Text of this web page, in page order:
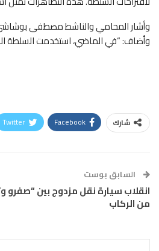
وأشار المحامي والناشط مصطفى بوشاشي،
وأضاف: “في الماضي، استخدمت السلطة
شارك Facebook
Twitter
السابق بوست
انقلاب سيارة نقل مزدوج بين “صفرو
من الركاب‎